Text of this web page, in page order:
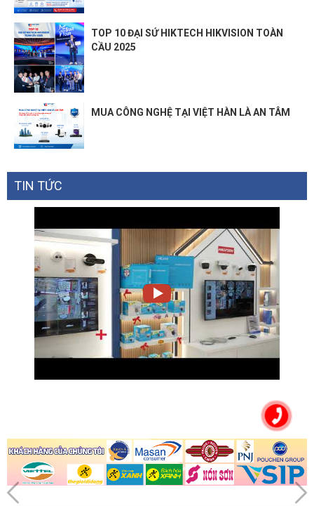
TOP 10 ĐẠI SỨ HIKTECH HIKVISION TOÀN
CẦU 2025
MUA CÔNG NGHỆ TẠI VIỆT HÀN LÀ AN TÂM
TIN TỨC